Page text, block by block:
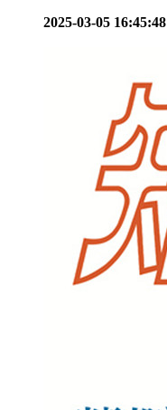
2025-03-05 16:45:48